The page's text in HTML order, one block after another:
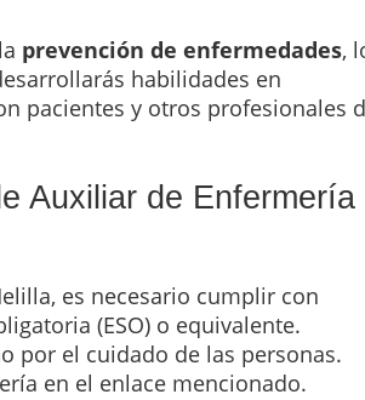
prevención de enfermedades,
habilidades en
pacientes y otros profesionales
Auxiliar de Enfermería
es necesario cumplir con
(ESO) o equivalente.
por el cuidado de las personas.
en el enlace mencionado.